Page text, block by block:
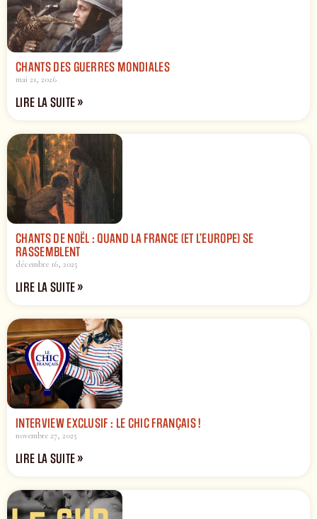
CHANTS DES GUERRES MONDIALES
mai 21, 2026
LIRE LA SUITE »
CHANTS DE NOËL : QUAND LA FRANCE (ET L’EUROPE) SE
RASSEMBLENT
décembre 16, 2025
LIRE LA SUITE »
INTERVIEW EXCLUSIF : LE CHIC FRANÇAIS !
novembre 27, 2025
LIRE LA SUITE »